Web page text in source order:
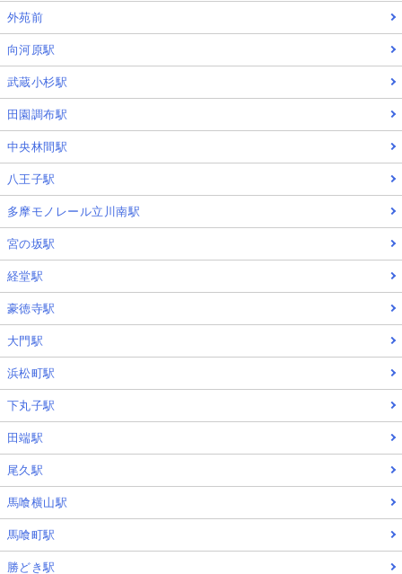
外苑前
向河原駅
武蔵小杉駅
田園調布駅
中央林間駅
八王子駅
多摩モノレール立川南駅
宮の坂駅
経堂駅
豪徳寺駅
大門駅
浜松町駅
下丸子駅
田端駅
尾久駅
馬喰横山駅
馬喰町駅
勝どき駅